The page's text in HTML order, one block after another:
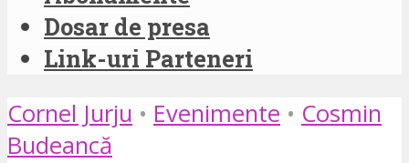
Dosar de presa
Link-uri Parteneri
Cornel Jurju • Evenimente • Cosmin
Budeancă